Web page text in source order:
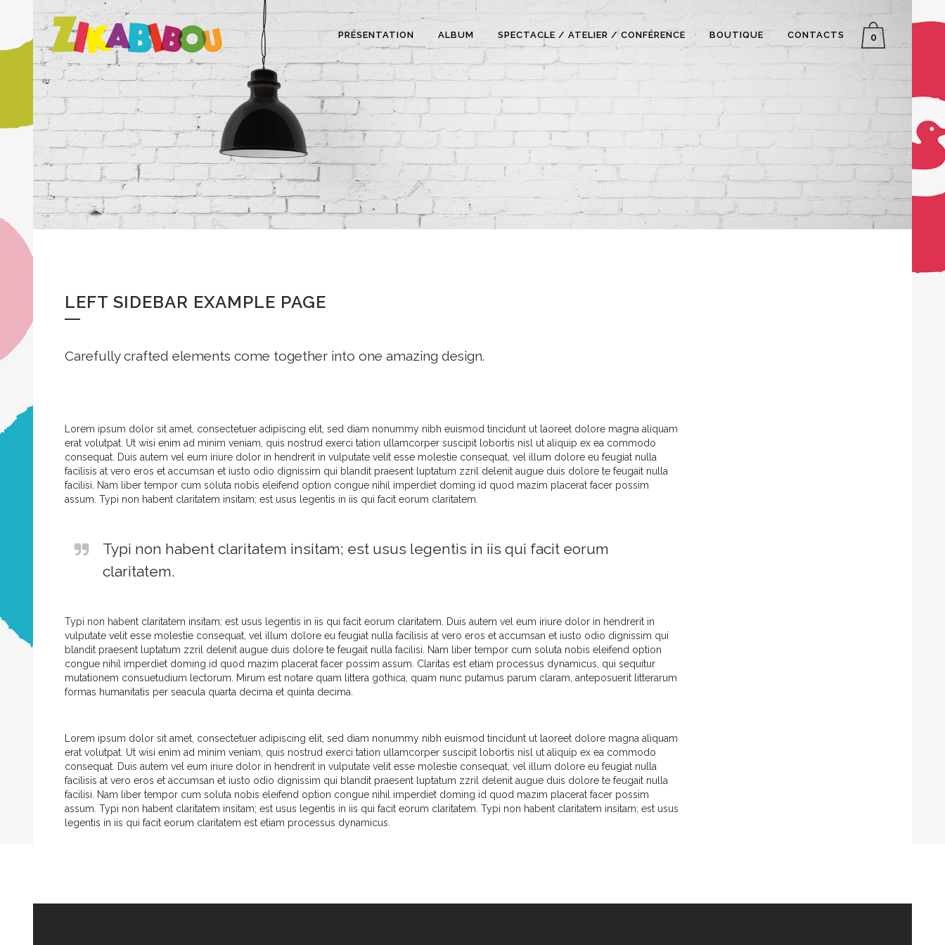
0
PRÉSENTATION ALBUM SPECTACLE / ATELIER / CONFÉRENCE BOUTIQUE CONTACTS
LEFT SIDEBAR EXAMPLE PAGE
Carefully crafted elements come together into one amazing design.
Lorem ipsum dolor sit amet, consectetuer adipiscing elit, sed diam nonummy nibh euismod tincidunt ut laoreet dolore magna aliquam
erat volutpat. Ut wisi enim ad minim veniam, quis nostrud exerci tation ullamcorper suscipit lobortis nisl ut aliquip ex ea commodo
consequat. Duis autem vel eum iriure dolor in hendrerit in vulputate velit esse molestie consequat, vel illum dolore eu feugiat nulla
facilisis at vero eros et accumsan et iusto odio dignissim qui blandit praesent luptatum zzril delenit augue duis dolore te feugait nulla
facilisi. Nam liber tempor cum soluta nobis eleifend option congue nihil imperdiet doming id quod mazim placerat facer possim
assum. Typi non habent claritatem insitam; est usus legentis in iis qui facit eorum claritatem.
Typi non habent claritatem insitam; est usus legentis in iis qui facit eorum
claritatem.
Typi non habent claritatem insitam; est usus legentis in iis qui facit eorum claritatem. Duis autem vel eum iriure dolor in hendrerit in
vulputate velit esse molestie consequat, vel illum dolore eu feugiat nulla facilisis at vero eros et accumsan et iusto odio dignissim qui
blandit praesent luptatum zzril delenit augue duis dolore te feugait nulla facilisi. Nam liber tempor cum soluta nobis eleifend option
congue nihil imperdiet doming id quod mazim placerat facer possim assum. Claritas est etiam processus dynamicus, qui sequitur
mutationem consuetudium lectorum. Mirum est notare quam littera gothica, quam nunc putamus parum claram, anteposuerit litterarum
formas humanitatis per seacula quarta decima et quinta decima.
Lorem ipsum dolor sit amet, consectetuer adipiscing elit, sed diam nonummy nibh euismod tincidunt ut laoreet dolore magna aliquam
erat volutpat. Ut wisi enim ad minim veniam, quis nostrud exerci tation ullamcorper suscipit lobortis nisl ut aliquip ex ea commodo
consequat. Duis autem vel eum iriure dolor in hendrerit in vulputate velit esse molestie consequat, vel illum dolore eu feugiat nulla
facilisis at vero eros et accumsan et iusto odio dignissim qui blandit praesent luptatum zzril delenit augue duis dolore te feugait nulla
facilisi. Nam liber tempor cum soluta nobis eleifend option congue nihil imperdiet doming id quod mazim placerat facer possim
assum. Typi non habent claritatem insitam; est usus legentis in iis qui facit eorum claritatem. Typi non habent claritatem insitam; est usus
legentis in iis qui facit eorum claritatem est etiam processus dynamicus.